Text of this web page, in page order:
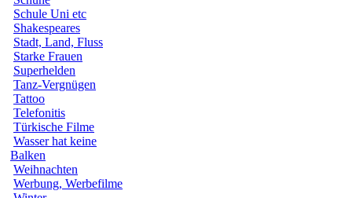
Schule Uni etc
Shakespeares
Stadt, Land, Fluss
Starke Frauen
Superhelden
Tanz-Vergnügen
Tattoo
Telefonitis
Türkische Filme
Wasser hat keine
Balken
Weihnachten
Werbung, Werbefilme